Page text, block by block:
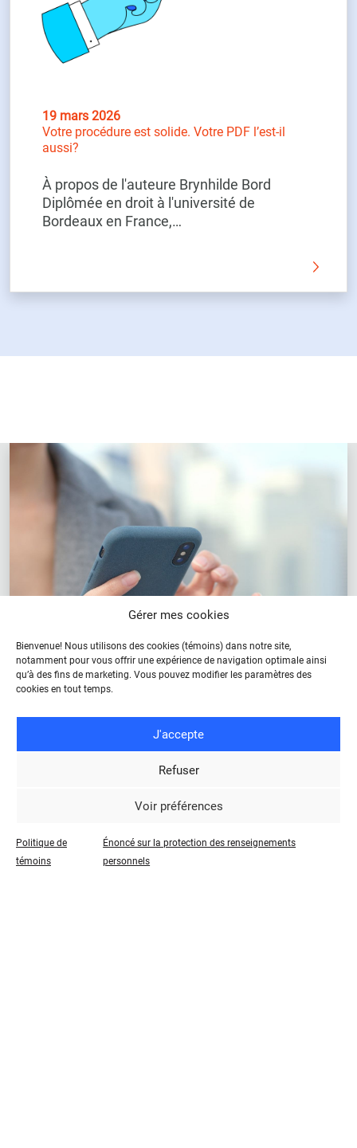
Gérer mes cookies
Bienvenue! Nous utilisons des cookies (témoins) dans notre site,
notamment pour vous offrir une expérience de navigation optimale ainsi
qu’à des fins de marketing. Vous pouvez modifier les paramètres des
cookies en tout temps.
J'accepte
Refuser
Voir préférences
Politique de
témoins
Énoncé sur la protection des renseignements
personnels
19 mars 2026
Votre procédure est solide. Votre PDF l’est-il
aussi?
À propos de l'auteure Brynhilde Bord
Diplômée en droit à l'université de
Bordeaux en France,…
Infolettre
nos promotions et actualités!
Soumission Tarifs & délais